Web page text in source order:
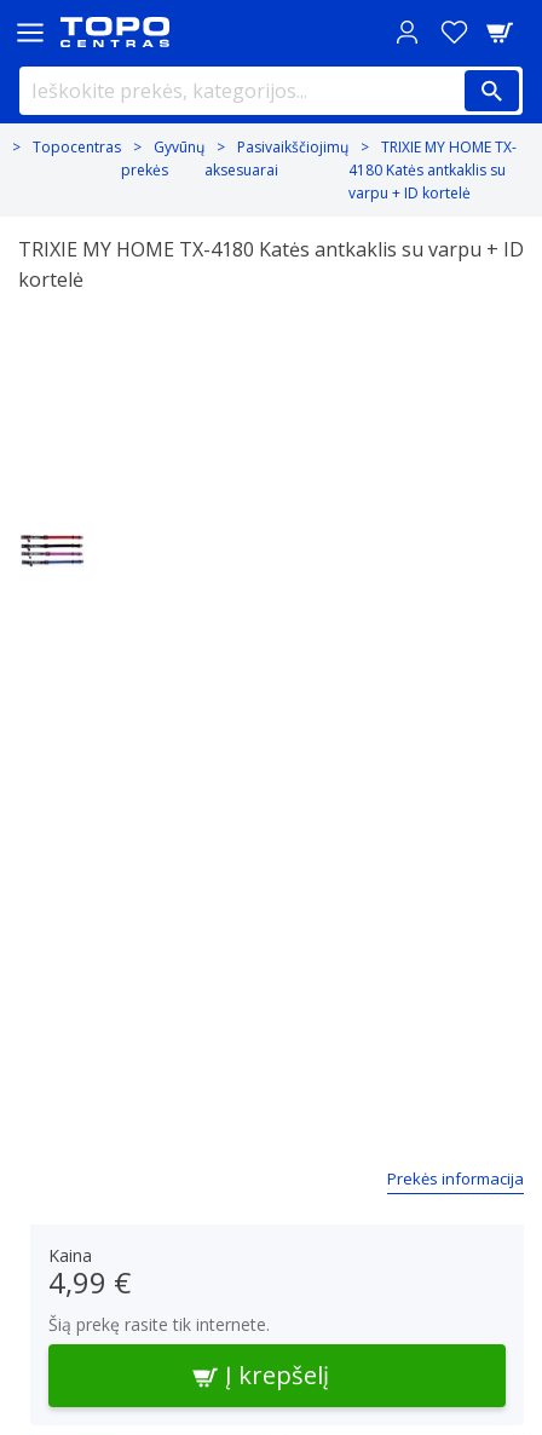
Topocentras
Gyvūnų
prekės
Pasivaikščiojimų
aksesuarai
TRIXIE MY HOME TX-
4180 Katės antkaklis su
varpu + ID kortelė
TRIXIE MY HOME TX-4180 Katės antkaklis su varpu + ID
kortelė
Prekės informacija
Kaina
4,99 €
Šią prekę rasite tik internete.
Į krepšelį